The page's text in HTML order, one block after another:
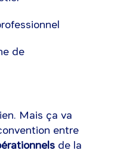
de
Mais ça va
entre
de la